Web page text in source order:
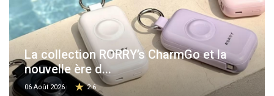
La collection RORRY’s CharmGo et la
nouvelle ère d...
06 Août 2026 2.6